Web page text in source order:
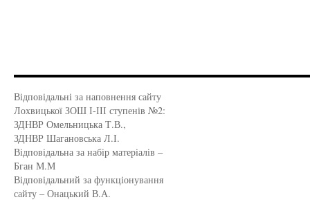
Відповідальні за наповнення сайту
Лохвицької ЗОШ І-ІІІ ступенів №2:
ЗДНВР Омельницька Т.В.,
ЗДНВР Шагановська Л.І.
Відповідальна за набір матеріалів –
Бган М.М
Відповідальний за функціонування
сайту – Онацький В.А.